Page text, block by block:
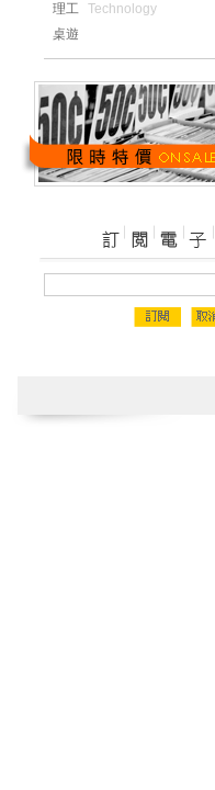
理工 Technology
桌遊